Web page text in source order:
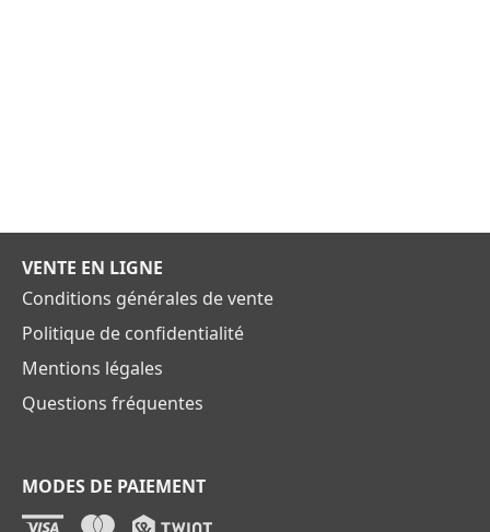
VENTE EN LIGNE
Conditions générales de vente
Politique de confidentialité
Mentions légales
Questions fréquentes
MODES DE PAIEMENT